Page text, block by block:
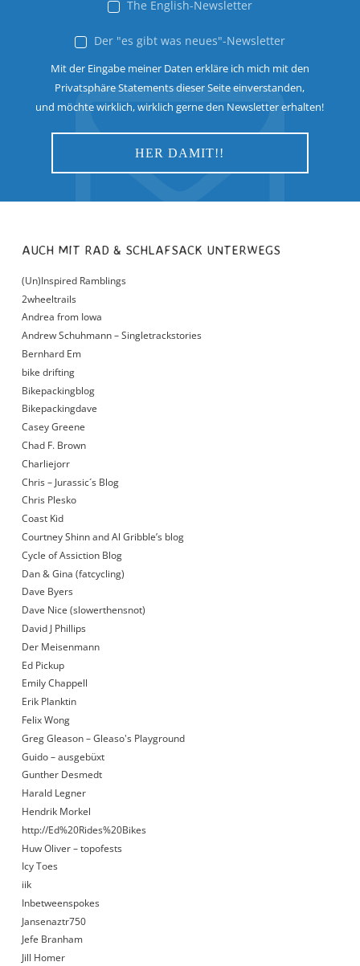
The English-Newsletter
Der "es gibt was neues"-Newsletter
Mit der Eingabe meiner Daten erkläre ich mich mit den
Privatsphäre Statements dieser Seite einverstanden,
und möchte wirklich, wirklich gerne den Newsletter erhalten!
AUCH MIT RAD & SCHLAFSACK UNTERWEGS
(Un)Inspired Ramblings
2wheeltrails
Andrea from Iowa
Andrew Schuhmann – Singletrackstories
Bernhard Em
bike drifting
Bikepackingblog
Bikepackingdave
Casey Greene
Chad F. Brown
Charliejorr
Chris – Jurassic´s Blog
Chris Plesko
Coast Kid
Courtney Shinn and Al Gribble’s blog
Cycle of Assiction Blog
Dan & Gina (fatcycling)
Dave Byers
Dave Nice (slowerthensnot)
David J Phillips
Der Meisenmann
Ed Pickup
Emily Chappell
Erik Planktin
Felix Wong
Greg Gleason – Gleaso's Playground
Guido – ausgebüxt
Gunther Desmedt
Harald Legner
Hendrik Morkel
http://Ed%20Rides%20Bikes
Huw Oliver – topofests
Icy Toes
iik
Inbetweenspokes
Jansenaztr750
Jefe Branham
Jill Homer